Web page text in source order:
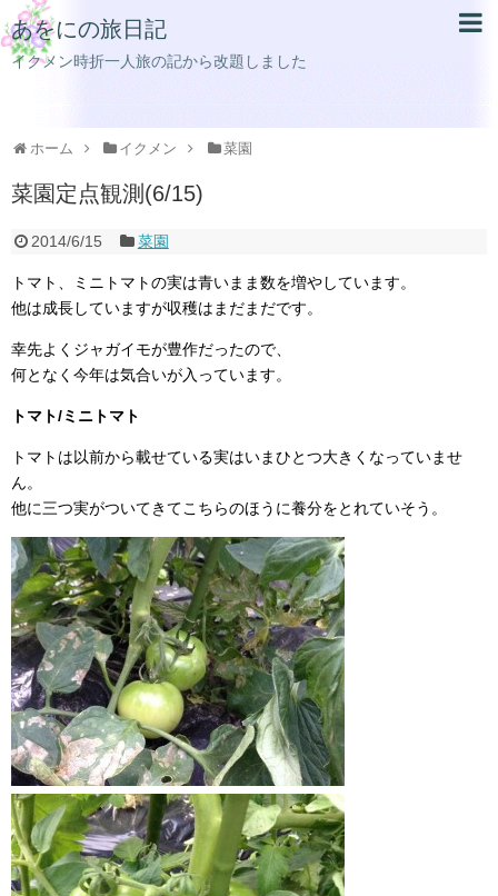
あをにの旅日記
イクメン時折一人旅の記から改題しました
ホーム イクメン 菜園
菜園定点観測(6/15)
2014/6/15 菜園
トマト、ミニトマトの実は青いまま数を増やしています。
他は成長していますが収穫はまだまだです。
幸先よくジャガイモが豊作だったので、
何となく今年は気合いが入っています。
トマト/ミニトマト
トマトは以前から載せている実はいまひとつ大きくなっていませ
ん。
他に三つ実がついてきてこちらのほうに養分をとれていそう。